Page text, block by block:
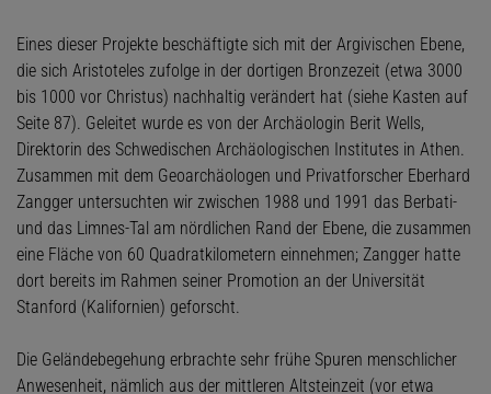
Eines dieser Projekte beschäftigte sich mit der Argivischen Ebene,
die sich Aristoteles zufolge in der dortigen Bronzezeit (etwa 3000
bis 1000 vor Christus) nachhaltig verändert hat (siehe Kasten auf
Seite 87). Geleitet wurde es von der Archäologin Berit Wells,
Direktorin des Schwedischen Archäologischen Institutes in Athen.
Zusammen mit dem Geoarchäologen und Privatforscher Eberhard
Zangger untersuchten wir zwischen 1988 und 1991 das Berbati-
und das Limnes-Tal am nördlichen Rand der Ebene, die zusammen
eine Fläche von 60 Quadratkilometern einnehmen; Zangger hatte
dort bereits im Rahmen seiner Promotion an der Universität
Stanford (Kalifornien) geforscht.
Die Geländebegehung erbrachte sehr frühe Spuren menschlicher
Anwesenheit, nämlich aus der mittleren Altsteinzeit (vor etwa